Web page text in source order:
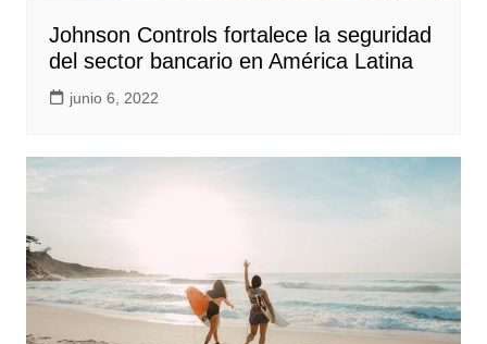
Johnson Controls fortalece la seguridad
del sector bancario en América Latina
junio 6, 2022